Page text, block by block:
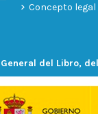
Concepto legal
del Libro,